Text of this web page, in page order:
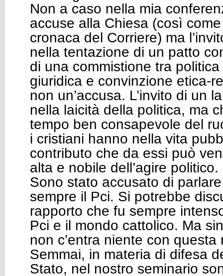
Non a caso nella mia
accuse alla Chiesa (così
cronaca del Corriere) ma
nella tentazione di un patto
di una commistione tra
giuridica e convinzione etica-
non un’accusa. L’invito di un
nella laicità della politica, ma
tempo ben consapevole del
i cristiani hanno nella vita
contributo che da essi può
alta e nobile dell’agire politico.
Sono stato accusato di
sempre il Pci. Si potrebbe
rapporto che fu sempre
Pci e il mondo cattolico. Ma
non c’entra niente con questa
Semmai, in materia di difesa
Stato, nel nostro seminario